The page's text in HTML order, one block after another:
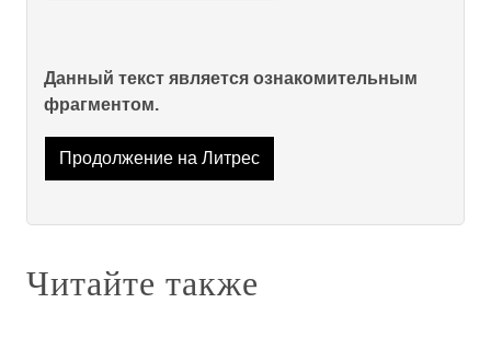
Данный текст является ознакомительным
фрагментом.
Продолжение на Литрес
Читайте также